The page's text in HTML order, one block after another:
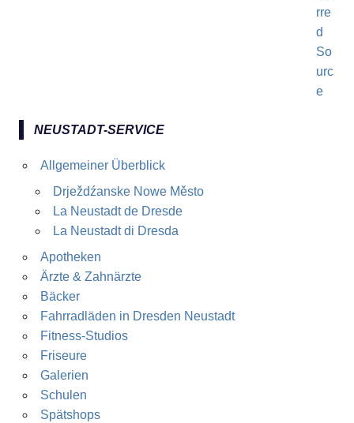
NEUSTADT-SERVICE
Allgemeiner Überblick
Drježdźanske Nowe Město
La Neustadt de Dresde
La Neustadt di Dresda
Apotheken
Ärzte & Zahnärzte
Bäcker
Fahrradläden in Dresden Neustadt
Fitness-Studios
Friseure
Galerien
Schulen
Spätshops